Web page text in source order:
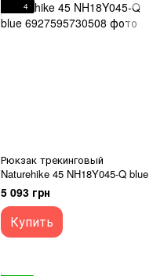
4
Рюкзак трекинговый
Naturehike 45 NH18Y045-Q blue
5 093 грн
Купить